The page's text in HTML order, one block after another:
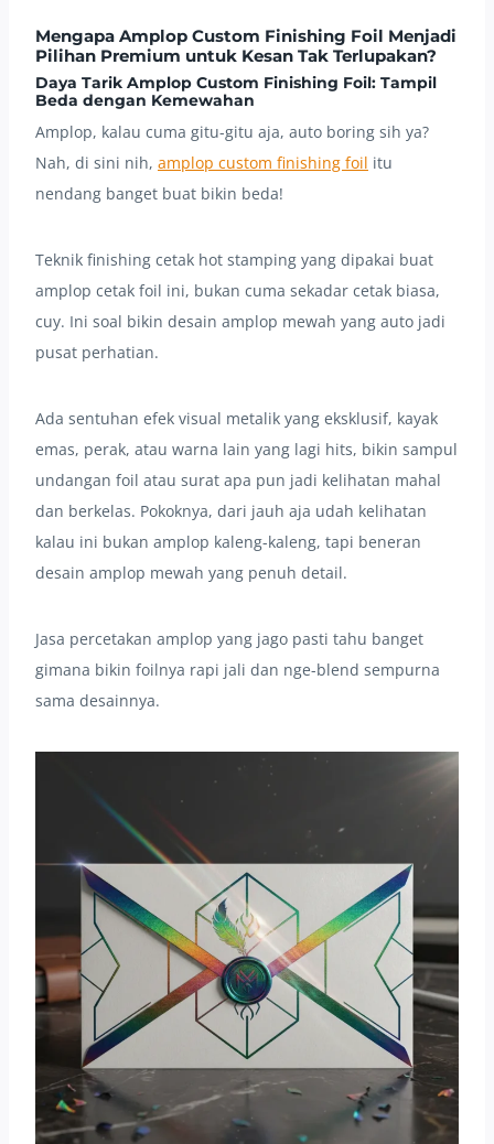
Mengapa Amplop Custom Finishing Foil Menjadi
Pilihan Premium untuk Kesan Tak Terlupakan?
Daya Tarik Amplop Custom Finishing Foil: Tampil
Beda dengan Kemewahan
Amplop, kalau cuma gitu-gitu aja, auto boring sih ya?
Nah, di sini nih, amplop custom finishing foil itu
nendang banget buat bikin beda!
Teknik finishing cetak hot stamping yang dipakai buat
amplop cetak foil ini, bukan cuma sekadar cetak biasa,
cuy. Ini soal bikin desain amplop mewah yang auto jadi
pusat perhatian.
Ada sentuhan efek visual metalik yang eksklusif, kayak
emas, perak, atau warna lain yang lagi hits, bikin sampul
undangan foil atau surat apa pun jadi kelihatan mahal
dan berkelas. Pokoknya, dari jauh aja udah kelihatan
kalau ini bukan amplop kaleng-kaleng, tapi beneran
desain amplop mewah yang penuh detail.
Jasa percetakan amplop yang jago pasti tahu banget
gimana bikin foilnya rapi jali dan nge-blend sempurna
sama desainnya.